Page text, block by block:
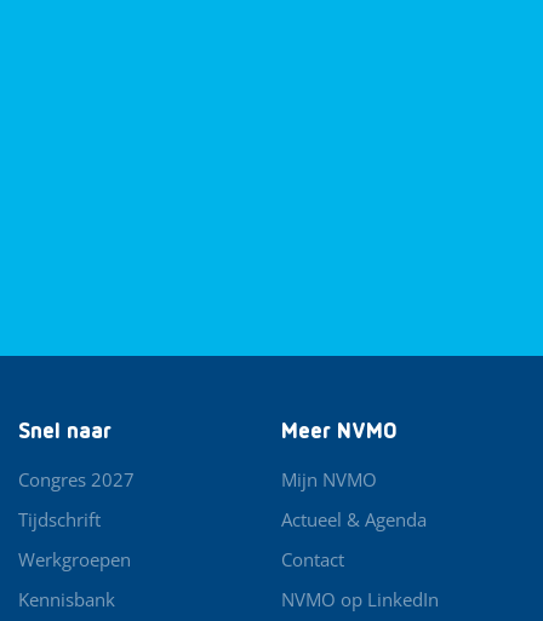
Snel naar
Congres 2027
Tijdschrift
Werkgroepen
Kennisbank
Meer NVMO
Mijn NVMO
Actueel & Agenda
Contact
NVMO op LinkedIn